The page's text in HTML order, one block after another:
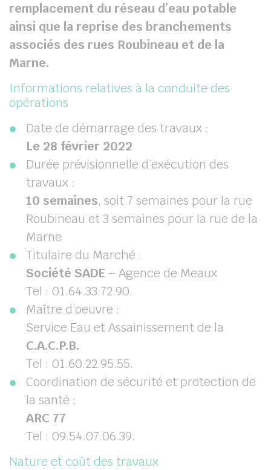
remplacement du réseau d’eau potable
ainsi que la reprise des branchements
associés des rues Roubineau et de la
Marne.
Informations relatives à la conduite des
opérations
Date de démarrage des travaux :
Le 28 février 2022
Durée prévisionnelle d’exécution des
travaux :
10 semaines, soit 7 semaines pour la rue
Roubineau et 3 semaines pour la rue de la
Marne
Titulaire du Marché :
Société SADE – Agence de Meaux
Tel : 01.64.33.72.90.
Maître d’oeuvre :
Service Eau et Assainissement de la
C.A.C.P.B.
Tel : 01.60.22.95.55.
Coordination de sécurité et protection de
la santé :
ARC 77
Tel : 09.54.07.06.39.
Nature et coût des travaux